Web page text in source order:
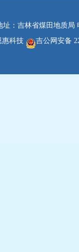
：吉林省煤田地质局
惠科技 吉公网安备